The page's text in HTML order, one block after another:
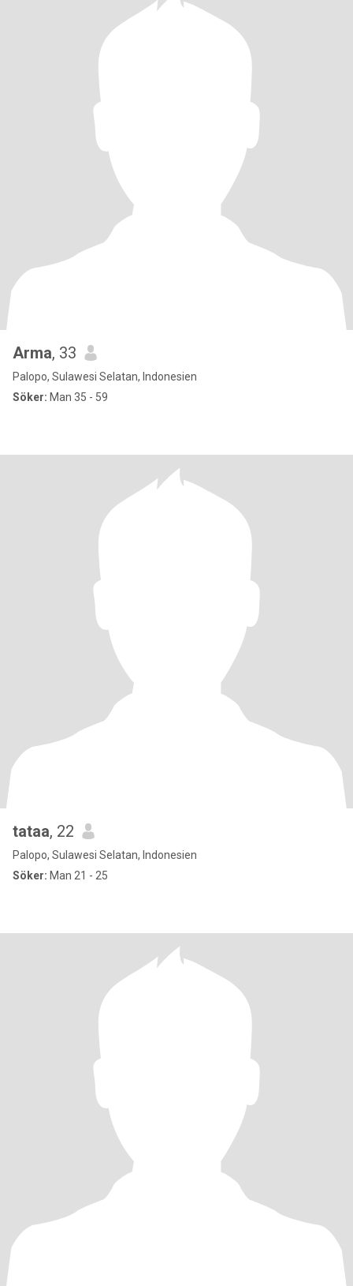
Arma, 33
Palopo, Sulawesi Selatan, Indonesien
Söker: Man 35 - 59
tataa, 22
Palopo, Sulawesi Selatan, Indonesien
Söker: Man 21 - 25